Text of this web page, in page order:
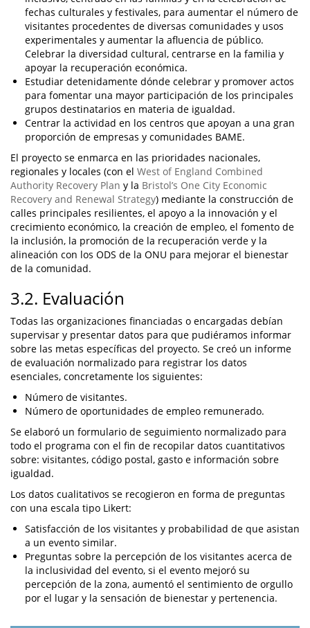
fechas culturales y festivales, para aumentar el número de
visitantes procedentes de diversas comunidades y usos
experimentales y aumentar la afluencia de público.
Celebrar la diversidad cultural, centrarse en la familia y
apoyar la recuperación económica.
Estudiar detenidamente dónde celebrar y promover actos
para fomentar una mayor participación de los principales
grupos destinatarios en materia de igualdad.
Centrar la actividad en los centros que apoyan a una gran
proporción de empresas y comunidades BAME.
El proyecto se enmarca en las prioridades nacionales,
regionales y locales (con el West of England Combined
Authority Recovery Plan y la Bristol’s One City Economic
Recovery and Renewal Strategy) mediante la construcción de
calles principales resilientes, el apoyo a la innovación y el
crecimiento económico, la creación de empleo, el fomento de
la inclusión, la promoción de la recuperación verde y la
alineación con los ODS de la ONU para mejorar el bienestar
de la comunidad.
3.2. Evaluación
Todas las organizaciones financiadas o encargadas debían
supervisar y presentar datos para que pudiéramos informar
sobre las metas específicas del proyecto. Se creó un informe
de evaluación normalizado para registrar los datos
esenciales, concretamente los siguientes:
Número de visitantes.
Número de oportunidades de empleo remunerado.
Se elaboró un formulario de seguimiento normalizado para
todo el programa con el fin de recopilar datos cuantitativos
sobre: visitantes, código postal, gasto e información sobre
igualdad.
Los datos cualitativos se recogieron en forma de preguntas
con una escala tipo Likert:
Satisfacción de los visitantes y probabilidad de que asistan
a un evento similar.
Preguntas sobre la percepción de los visitantes acerca de
la inclusividad del evento, si el evento mejoró su
percepción de la zona, aumentó el sentimiento de orgullo
por el lugar y la sensación de bienestar y pertenencia.